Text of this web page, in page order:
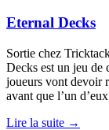
Eternal Decks
Sortie chez
Decks est un jeu de
joueurs vont devoir
avant que l’un
Lire la suite →